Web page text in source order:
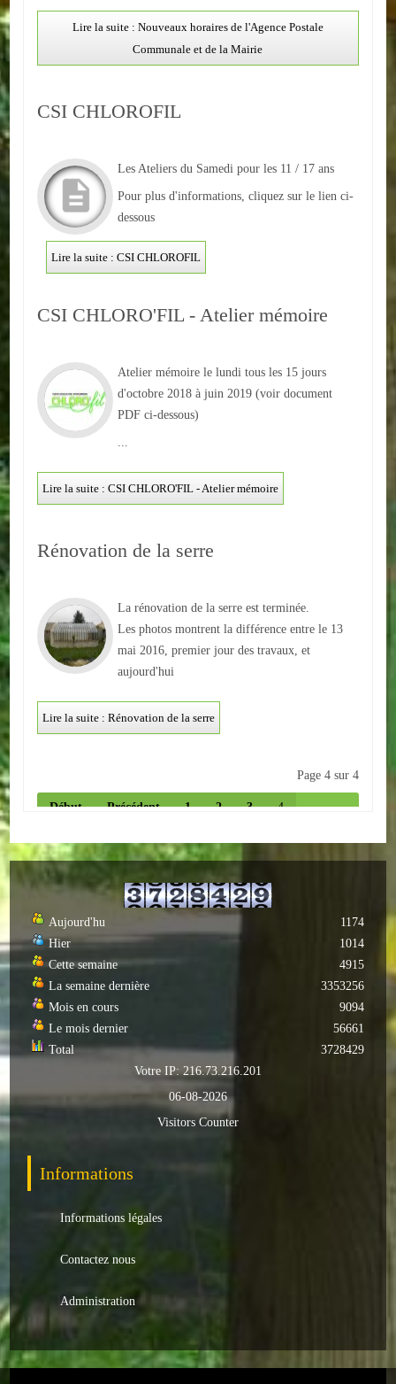
Industries
Garages
Loisirs
Batiments/TP
CONTACT
ENVIRONNEMENT
Informations générales
Actualités
Lire la suite : Nouveaux horaires de l'Agence Postale
Communale et de la Mairie
CSI CHLOROFIL
Les Ateliers du Samedi pour les 11 / 17 ans
Pour plus d'informations, cliquez sur le lien ci-
dessous
Lire la suite : CSI CHLOROFIL
CSI CHLORO'FIL - Atelier mémoire
Atelier mémoire le lundi tous les 15 jours
d'octobre 2018 à juin 2019 (voir document
PDF ci-dessous)
...
Lire la suite : CSI CHLORO'FIL - Atelier mémoire
Rénovation de la serre
La rénovation de la serre est terminée.
Les photos montrent la différence entre le 13
mai 2016, premier jour des travaux, et
aujourd'hui
Lire la suite : Rénovation de la serre
Page 4 sur 4
Début Précédent 1 2 3 4
Aujourd'hu
Hier
Cette semaine
La semaine dernière
Mois en cours
Le mois dernier
Total
1174
1014
4915
3353256
9094
56661
3728429
Votre IP: 216.73.216.201
06-08-2026
Visitors Counter
Informations
Informations légales
Contactez nous
Administration